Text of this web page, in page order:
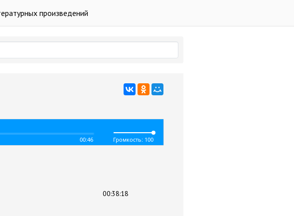
произведений
00:46 Громкость: 100
00:38:18